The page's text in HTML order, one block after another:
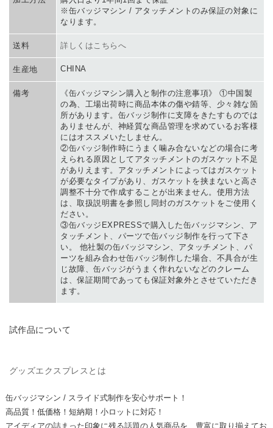
※缶バッジマシン / アタッチメントのみ保証の対象に
なります。
送料 詳しくはこちらへ
生産地 CHINA
備考
《缶バッジマシン購入と制作の注意事項》 ①中国製
の為、工場出荷時に商品本体の傷や錆等、少々雑な箇
所があります。缶バッジ制作に支障をきたすものでは
ありませんが、神経質な商品管理を求めているお客様
にはオススメいたしません。
②缶バッジ制作時にうまく噛み合ないなどの場合に考
えられる原因としてアタッチメントのガスケット不足
がありえます。アタッチメントによってはガスケット
が必要なタイプがあり、ガスケットを挟まないと高さ
調整不十分で作成することが出来ません。使用方法
は、取扱説明書を参照し同封のガスケットをご使用く
ださい。
③缶バッジEXPRESSで購入した缶バッジマシン、ア
タッチメント、パーツで缶バッジ制作を行って下さ
い。 他社製の缶バッジマシン、アタッチメント、パ
ーツを組み合わせ缶バッジ制作した場合、不具合が生
じ故障、缶バッジがうまく作れないなどのクレーム
は、保証期間であっても保証対象外とさせていただき
ます。
試作品について
グッズエクスプレスとは
缶バッジマシン / スライド式制作を安心サポート！
高品質！低価格！短納期！ 小ロットに対応！
アイディアの詰まった印象に残る話題の人気商品を、豊富に取り揃えてお